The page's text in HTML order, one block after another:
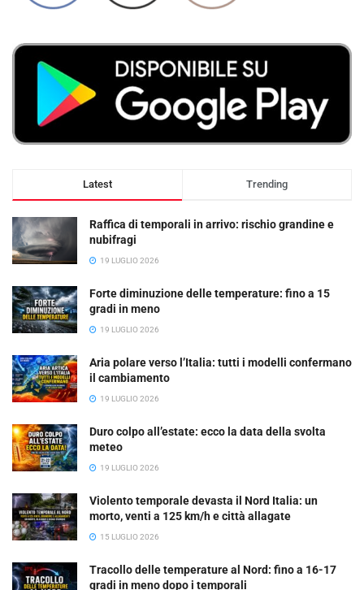
Latest Trending
Raffica di temporali in arrivo: rischio grandine e
nubifragi
19 LUGLIO 2026
Forte diminuzione delle temperature: fino a 15
gradi in meno
19 LUGLIO 2026
Aria polare verso l’Italia: tutti i modelli confermano
il cambiamento
19 LUGLIO 2026
Duro colpo all’estate: ecco la data della svolta
meteo
19 LUGLIO 2026
Violento temporale devasta il Nord Italia: un
morto, venti a 125 km/h e città allagate
15 LUGLIO 2026
Tracollo delle temperature al Nord: fino a 16-17
gradi in meno dopo i temporali